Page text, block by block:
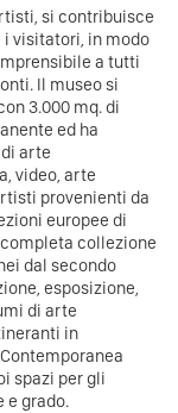
si contribuisce
i visitatori, in modo
a tutti
Il museo si
3.000 mq. di
ed ha
arte
video, arte
provenienti da
europee di
collezione
dal secondo
esposizione,
di arte
in
spazi per gli
e grado.